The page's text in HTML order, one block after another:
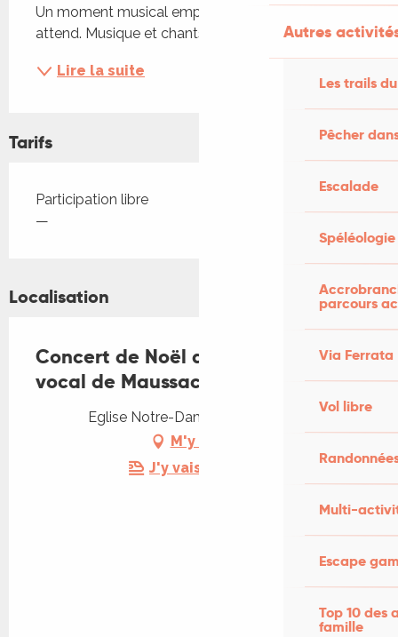
Autres
Les trails
Pêcher
Escalade
Spéléologie
parcours
Via Ferrata
Vol libre
Multi-
Escape
Top 10 des
famille
Un moment musical empreint de féerie vous
attend. Musique et chants...
Lire la suite
Tarifs
Tarifs 2026
Participation libre
—
Localisation
Concert de Noël de l'Ensemble
vocal de Maussac
Eglise Notre-Dame, 46250 Cazals
M'y rendre
J'y vais en train !